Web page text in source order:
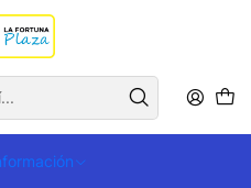
superiores a $ 400.000
Maletas Maleta Viaje 360 Kita L